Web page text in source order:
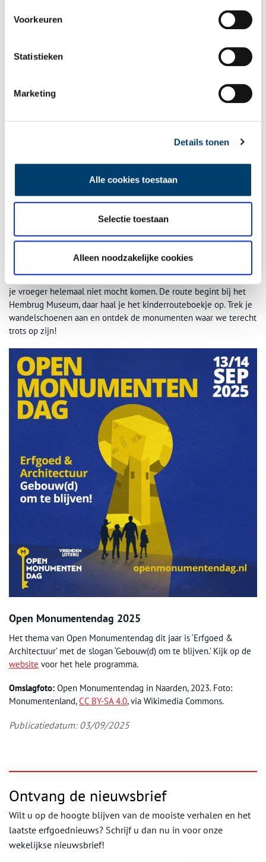
Voorkeuren
Statistieken
Marketing
Details tonen
Alle cookies toestaan
Selectie toestaan
Alleen noodzakelijke cookies
Tip 7: De Zaanstreek
Dit jaar kun je op verschillende plekken in de Zaanstreek gratis
rondleidingen volgen. Ook kun je meedoen aan een superleuke
kinderroute over het spannende Hembrugterrein. Een plek waar
je vroeger helemaal niet mocht komen. De route begint bij het
Hembrug Museum, daar haal je het kinderrouteboekje op. Trek je
wandelschoenen aan en ontdek de monumenten waar we terecht
trots op zijn!
Open Monumentendag 2025
Het thema van Open Monumentendag dit jaar is ‘Erfgoed &
Architectuur’ met de slogan ‘Gebouw(d) om te blijven.’ Kijk op de
website voor het hele programma.
Omslagfoto: Open Monumentendag in Naarden, 2023. Foto:
Monumentenland,CC BY-SA 4.0, via Wikimedia Commons.
Publicatiedatum: 03/09/2025
Ontvang de nieuwsbrief
Wilt u op de hoogte blijven van de mooiste verhalen en het
laatste erfgoednieuws? Schrijf u dan nu in voor onze
wekelijkse nieuwsbrief!